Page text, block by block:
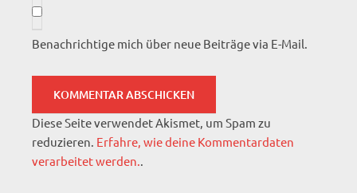
Benachrichtige mich über neue Beiträge via E-Mail.
Diese Seite verwendet Akismet, um Spam zu
reduzieren. Erfahre, wie deine Kommentardaten
verarbeitet werden..